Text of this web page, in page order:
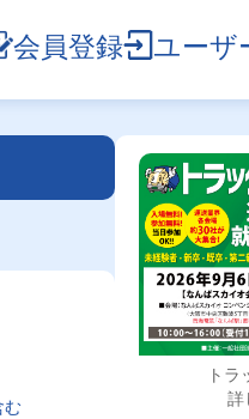
会員登録 ユーザ
む
トラ
詳